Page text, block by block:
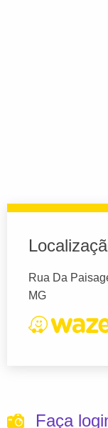
Rua Da
MG
Faça